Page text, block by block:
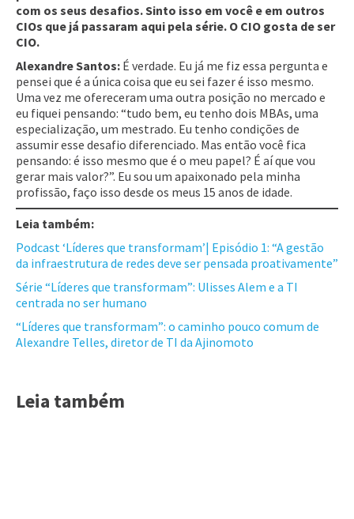
com os seus desafios. Sinto isso em você e em outros
CIOs que já passaram aqui pela série. O CIO gosta de ser
CIO.
Alexandre Santos: É verdade. Eu já me fiz essa pergunta e
pensei que é a única coisa que eu sei fazer é isso mesmo.
Uma vez me ofereceram uma outra posição no mercado e
eu fiquei pensando: “tudo bem, eu tenho dois MBAs, uma
especialização, um mestrado. Eu tenho condições de
assumir esse desafio diferenciado. Mas então você fica
pensando: é isso mesmo que é o meu papel? É aí que vou
gerar mais valor?”. Eu sou um apaixonado pela minha
profissão, faço isso desde os meus 15 anos de idade.
Leia também:
Podcast ‘Líderes que transformam’| Episódio 1: “A gestão
da infraestrutura de redes deve ser pensada proativamente”
Série “Líderes que transformam”: Ulisses Alem e a TI
centrada no ser humano
“Líderes que transformam”: o caminho pouco comum de
Alexandre Telles, diretor de TI da Ajinomoto
Leia também